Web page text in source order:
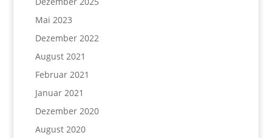
Mai 2023
Dezember 2022
August 2021
Februar 2021
Januar 2021
Dezember 2020
August 2020